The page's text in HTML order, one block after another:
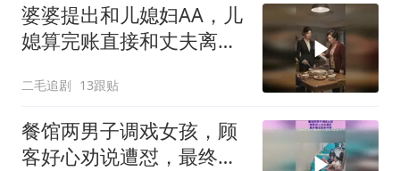
婆婆提出和儿媳妇AA，儿
媳算完账直接和丈夫离
二毛追剧 13跟贴
餐馆两男子调戏女孩，顾
客好心劝说遭怼，最终爆